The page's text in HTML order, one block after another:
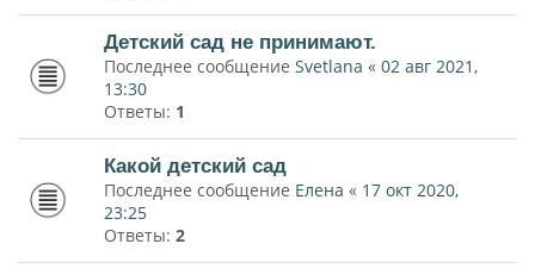
Детский сад не принимают.
Последнее сообщение Svetlana « 02 авг 2021,
13:30
Ответы: 1
Какой детский сад
Последнее сообщение Елена « 17 окт 2020,
23:25
Ответы: 2